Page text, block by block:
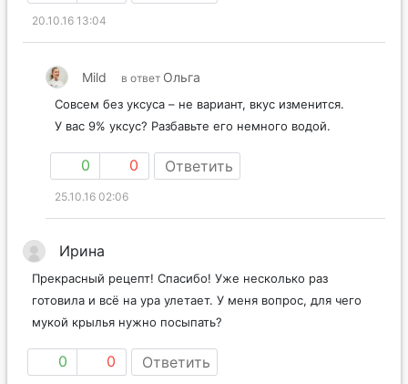
20.10.16 13:04
Mild в ответ Ольга
Совсем без уксуса – не вариант, вкус изменится.
У вас 9% уксус? Разбавьте его немного водой.
0 0 Ответить
25.10.16 02:06
Ирина
Прекрасный рецепт! Спасибо! Уже несколько раз
готовила и всё на ура улетает. У меня вопрос, для чего
мукой крылья нужно посыпать?
0 0 Ответить